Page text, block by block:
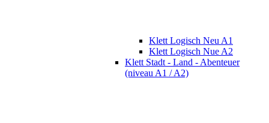
Klett Logisch Neu A1
Klett Logisch Nue A2
Klett Stadt - Land - Abenteuer
(niveau A1 / A2)